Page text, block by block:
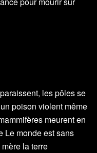
les pôles se
poison violent même
meurent en
Le monde est sans
la terre